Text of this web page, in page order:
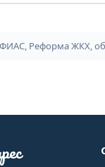
ФИАС, Реформа ЖКХ,